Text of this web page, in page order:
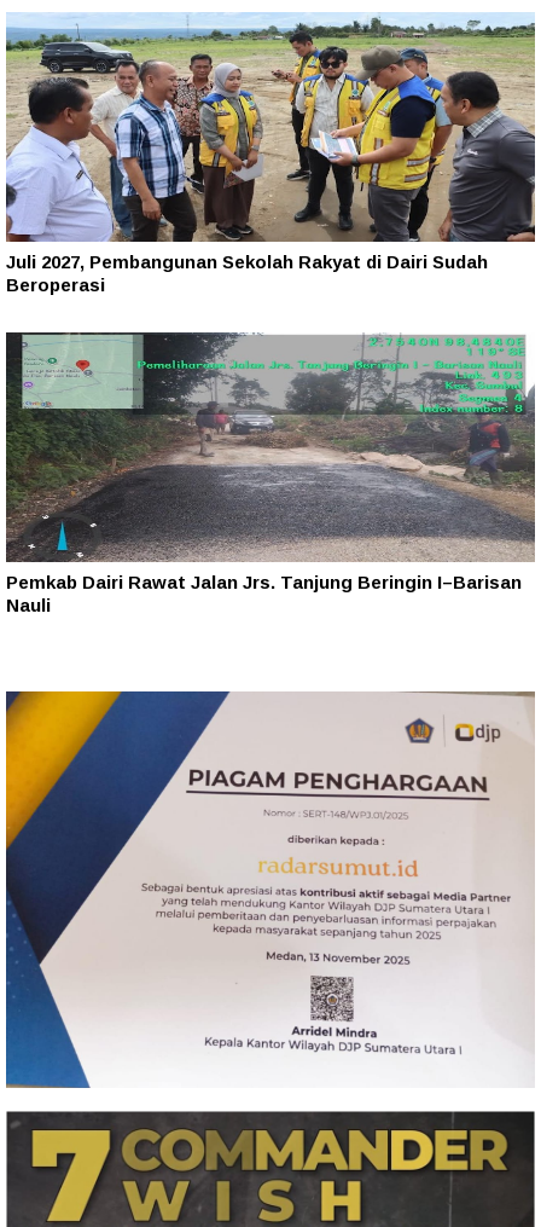
Juli 2027, Pembangunan Sekolah Rakyat di Dairi Sudah
Beroperasi
Pemkab Dairi Rawat Jalan Jrs. Tanjung Beringin I–Barisan
Nauli